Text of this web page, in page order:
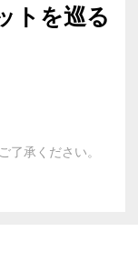
トを巡る
了承ください。